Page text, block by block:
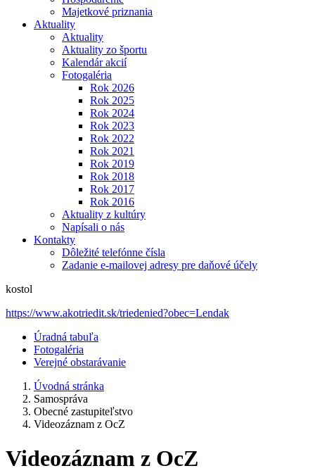
Majetkové priznania
Aktuality
Aktuality
Aktuality zo športu
Kalendár akcií
Fotogaléria
Rok 2026
Rok 2025
Rok 2024
Rok 2023
Rok 2022
Rok 2021
Rok 2019
Rok 2018
Rok 2017
Rok 2016
Aktuality z kultúry
Napísali o nás
Kontakty
Dôležité telefónne čísla
Zadanie e-mailovej adresy pre daňové účely
kostol
https://www.akotriedit.sk/triedenied?obec=Lendak
Úradná tabuľa
Fotogaléria
Verejné obstarávanie
Úvodná stránka
Samospráva
Obecné zastupiteľstvo
Videozáznam z OcZ
Videozáznam z OcZ